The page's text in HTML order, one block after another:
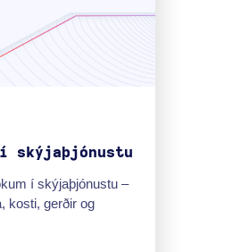
skýjaþjónustu
í skýjaþjónustu –
kosti, gerðir og